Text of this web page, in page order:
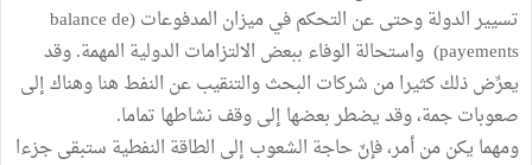
تسيير الدولة وحتى عن التحكم في ميزان المدفوعات (balance de
payements) واستحالة الوفاء ببعض الالتزامات الدولية المهمة. وقد
يعرِّض ذلك كثيرا من شركات البحث والتنقيب عن النفط هنا وهناك إلى
صعوبات جمة، وقد يضطر بعضها إلى وقف نشاطها تماما.
ومهما يكن من أمر، فإنّ حاجة الشعوب إلى الطاقة النفطية ستبقى جزءا